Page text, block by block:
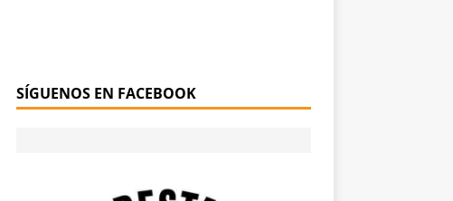
SÍGUENOS EN FACEBOOK